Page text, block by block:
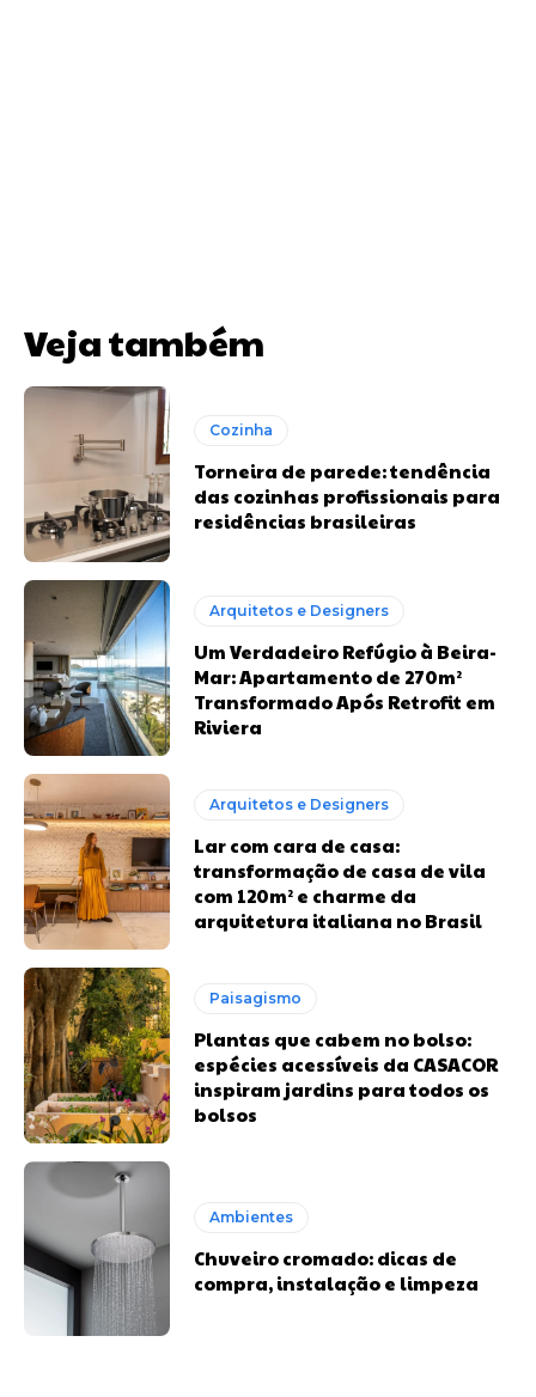
Veja também
Cozinha
Torneira de parede: tendência
das cozinhas profissionais para
residências brasileiras
Arquitetos e Designers
Um Verdadeiro Refúgio à Beira-
Mar: Apartamento de 270m²
Transformado Após Retrofit em
Riviera
Arquitetos e Designers
Lar com cara de casa:
transformação de casa de vila
com 120m² e charme da
arquitetura italiana no Brasil
Paisagismo
Plantas que cabem no bolso:
espécies acessíveis da CASACOR
inspiram jardins para todos os
bolsos
Ambientes
Chuveiro cromado: dicas de
compra, instalação e limpeza